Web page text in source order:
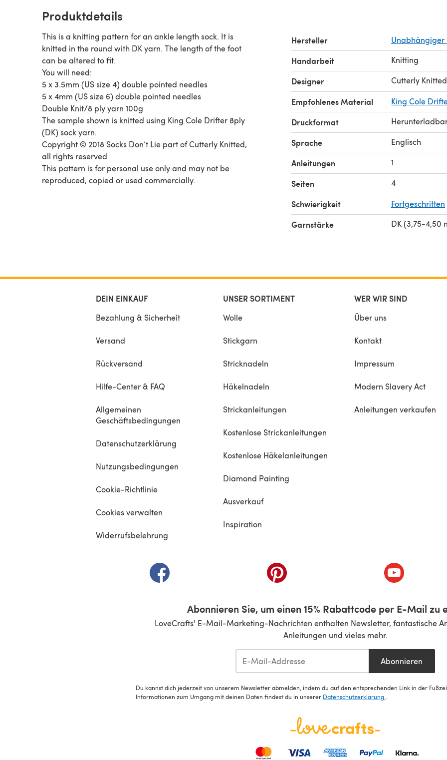
Produktdetails
This is a knitting pattern for an ankle length sock. It is
knitted in the round with DK yarn. The length of the foot
can be altered to fit.
You will need:
5 x 3.5mm (US size 4) double pointed needles
5 x 4mm (US size 6) double pointed needles
Double Knit/8 ply yarn 100g
The sample shown is knitted using King Cole Drifter 8ply
(DK) sock yarn.
Copyright © 2018 Socks Don’t Lie part of Cutterly Knitted,
all rights reserved
This pattern is for personal use only and may not be
reproduced, copied or used commercially.
Hersteller Unabhängiger
Handarbeit Knitting
Designer Cutterly Knitted
Empfohlenes Material King Cole
Druckformat
Sprache Englisch
Anleitungen 1
Seiten 4
Schwierigkeit Fortgeschritten
Garnstärke DK (3,75-4,50
DEIN EINKAUF
Bezahlung & Sicherheit
Versand
Rückversand
Hilfe-Center & FAQ
Allgemeinen
Geschäftsbedingungen
Datenschutzerklärung
Nutzungsbedingungen
Cookie-Richtlinie
Cookies verwalten
Widerrufsbelehrung
UNSER SORTIMENT
Wolle
Stickgarn
Stricknadeln
Häkelnadeln
Strickanleitungen
Kostenlose Strickanleitungen
Kostenlose Häkelanleitungen
Diamond Painting
Ausverkauf
Inspiration
WER WIR SIND
Über uns
Kontakt
Impressum
Modern Slavery Act
Anleitungen verkaufen
(öffnet sich in einem neuen Tab)(öffnet sich in einem neuen Tab)(öffnet sich in
Abonnieren Sie, um einen 15% Rabattcode per E-Mail zu
LoveCrafts' E-Mail-Marketing-Nachrichten enthalten Newsletter, fantastische
Anleitungen und vieles mehr.
Abonnieren
Du kannst dich jederzeit von unserem Newsletter abmelden, indem du auf den entsprechenden Link in der
Informationen zum Umgang mit deinen Daten findest du in unserer Datenschutzerklärung